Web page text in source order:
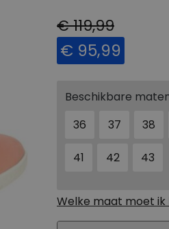
€ 119,99
€ 95,99
Beschikbare
36
37 38
41 42 43
Welke maat moet ik